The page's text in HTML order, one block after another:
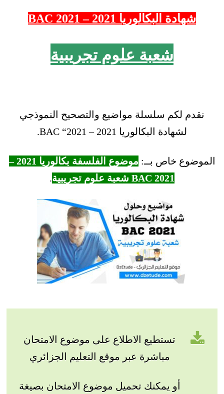
شهادة البكالوريا 2021 – 2021 BAC
شعبة علوم تجريبية
نقدم لكم سلسلة مواضيع والتصحيح النموذجي
لشهادة البكالوريا 2021 – BAC “2021.
الموضوع خاص بــ:
موضوع الفلسفة بكالوريا 2021 –
BAC 2021 شعبة علوم تجريبية
.
تستطيع الاطلاع على موضوع الامتحان
مباشرة عبر موقع التعليم الجزائري
أو يمكنك تحميل موضوع الامتحان بصيغة